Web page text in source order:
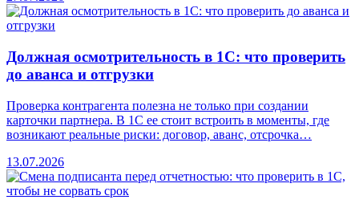
Должная осмотрительность в 1С: что проверить
до аванса и отгрузки
Проверка контрагента полезна не только при создании
карточки партнера. В 1С ее стоит встроить в моменты, где
возникают реальные риски: договор, аванс, отсрочка…
13.07.2026